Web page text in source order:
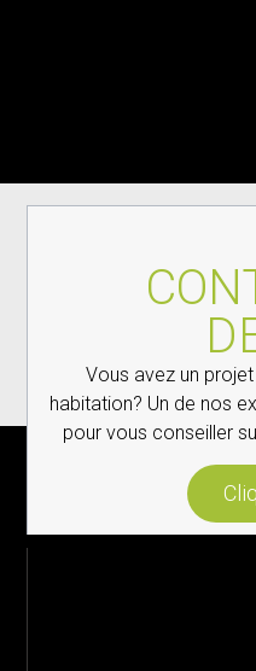
Vous avez un
habitation? Un de nos
pour vous conseiller